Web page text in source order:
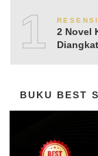
102 Novel
BUKU BEST